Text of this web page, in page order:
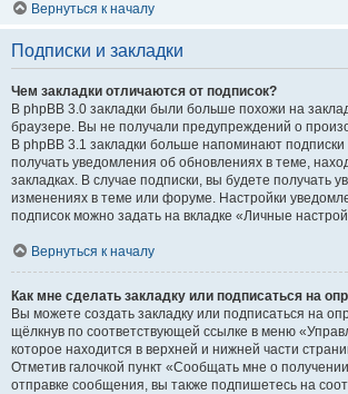
Вернуться к началу
Подписки и закладки
Чем закладки отличаются от подписок?
В phpBB 3.0 закладки были больше похожи на
браузере. Вы не получали предупреждений о
В phpBB 3.1 закладки больше напоминают
получать уведомления об обновлениях в теме,
закладках. В случае подписки, вы будете получать
изменениях в теме или форуме. Настройки
подписок можно задать на вкладке «Личные
Вернуться к началу
Как мне сделать закладку или подписаться на
Вы можете создать закладку или подписаться на
щёлкнув по соответствующей ссылке в меню
которое находится в верхней и нижней части
Отметив галочкой пункт «Сообщать мне о
отправке сообщения, вы также подпишетесь на